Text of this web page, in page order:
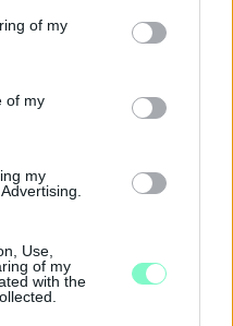
You may click to
its third-party tags to
purposes in below Google
of my
of my
my
Use,
of my
with the
TÖRTÉNT
FIÚNAK A
ököllel orrba ütötte.
TANULÓIT
JÁRÓ
GRAZI ISKOLÁNÁL